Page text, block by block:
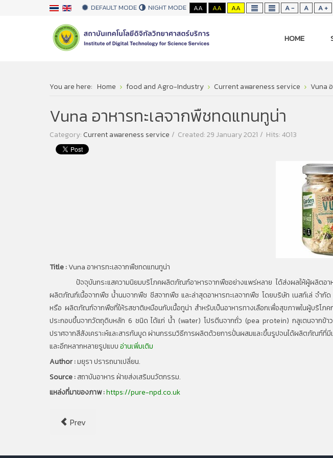
DEFAULT MODE NIGHT MODE AA AA AA A - A A +
HOME
You are here: Home food and Agro-Industry Current awareness service Vuna
Vuna อาหารทะเลจากพืชทดแทนทูน่า
Category: Current awareness service Created: 29 January 2021 Hits: 4013
Title :Vuna อาหารทะเลจากพืชทดแทนทูน่า
ปัจจุบันกระแสความนิยมบริโภคผลิตภัณฑ์อาหารจากพืชอย่างแพร่หลาย ได้ส่งผลให้ผู้ผลิตอาห
ผลิตภัณฑ์เนื้อจากพืช น้ํานมจากพืช ชีสจากพืช และล่าสุดอาหารทะเลจากพืช โดยบริษัท เนสท์เล่ จํา
หรือ ผลิตภัณฑ์จากพืชที่ให้รสชาติเหมือนกับเนื้อทูน่า สําหรับเป็นอาหารทางเลือกเพื่อสุขภาพในผู้บริโ
ประกอบขึ้นจากวัตถุดิบหลัก 6 ชนิด ได้แก่ น้ํา (water) โปรตีนจากถั่ว (pea protein) กลูเตนจาก
ปราศจากสีสังเคราะห์และสารกันบูด ผ่านกรรมวิธีการผลิตด้วยการปั่นผสมและขึ้นรูปจนได้ผลิตภัณฑ์ที่มี
และอีกหลากหลายรูปแบบอ่านเพิ่มเติม
Author :มยุรา ปรารถนาเปลี่ยน.
Source :สถาบันอาหาร ฝ่ายส่งเสริมนวัตกรรม.
แหล่งที่มาของภาพ :https://pure-npd.co.uk
Prev